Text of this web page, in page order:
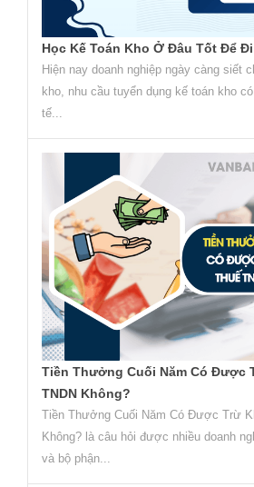
Học Kế Toán Kho Ở Đâu Tốt Để
Hiện nay doanh nghiệp ngày càng siết
kho, nhu cầu tuyển dụng kế toán kho
tế...
Tiền Thưởng Cuối Năm Có Được
TNDN Không?
Tiền Thưởng Cuối Năm Có Được Trừ
Không? là câu hỏi được nhiều doanh
và bộ phận...